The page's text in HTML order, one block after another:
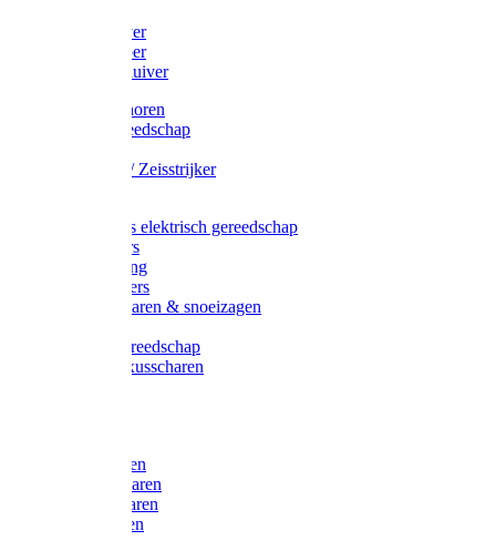
Mestschuiver
Mestschraper
Sneeuwschuiver
Zeis toebehoren
Baggergereedschap
Wetstenen / Zeisstrijker
Accessoires elektrisch gereedschap
Grasmaaiers
Tuinreiniging
Robotmaaiers
Heggenscharen & snoeizagen
Klussen gereedschap
Gras & buxusscharen
Snoeischaren
Heggenscharen
Takkenscharen
Snoeimessen